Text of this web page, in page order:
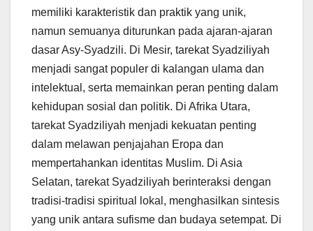
memiliki karakteristik dan praktik yang unik,
namun semuanya diturunkan pada ajaran-ajaran
dasar Asy-Syadzili. Di Mesir, tarekat Syadziliyah
menjadi sangat populer di kalangan ulama dan
intelektual, serta memainkan peran penting dalam
kehidupan sosial dan politik. Di Afrika Utara,
tarekat Syadziliyah menjadi kekuatan penting
dalam melawan penjajahan Eropa dan
mempertahankan identitas Muslim. Di Asia
Selatan, tarekat Syadziliyah berinteraksi dengan
tradisi-tradisi spiritual lokal, menghasilkan sintesis
yang unik antara sufisme dan budaya setempat. Di